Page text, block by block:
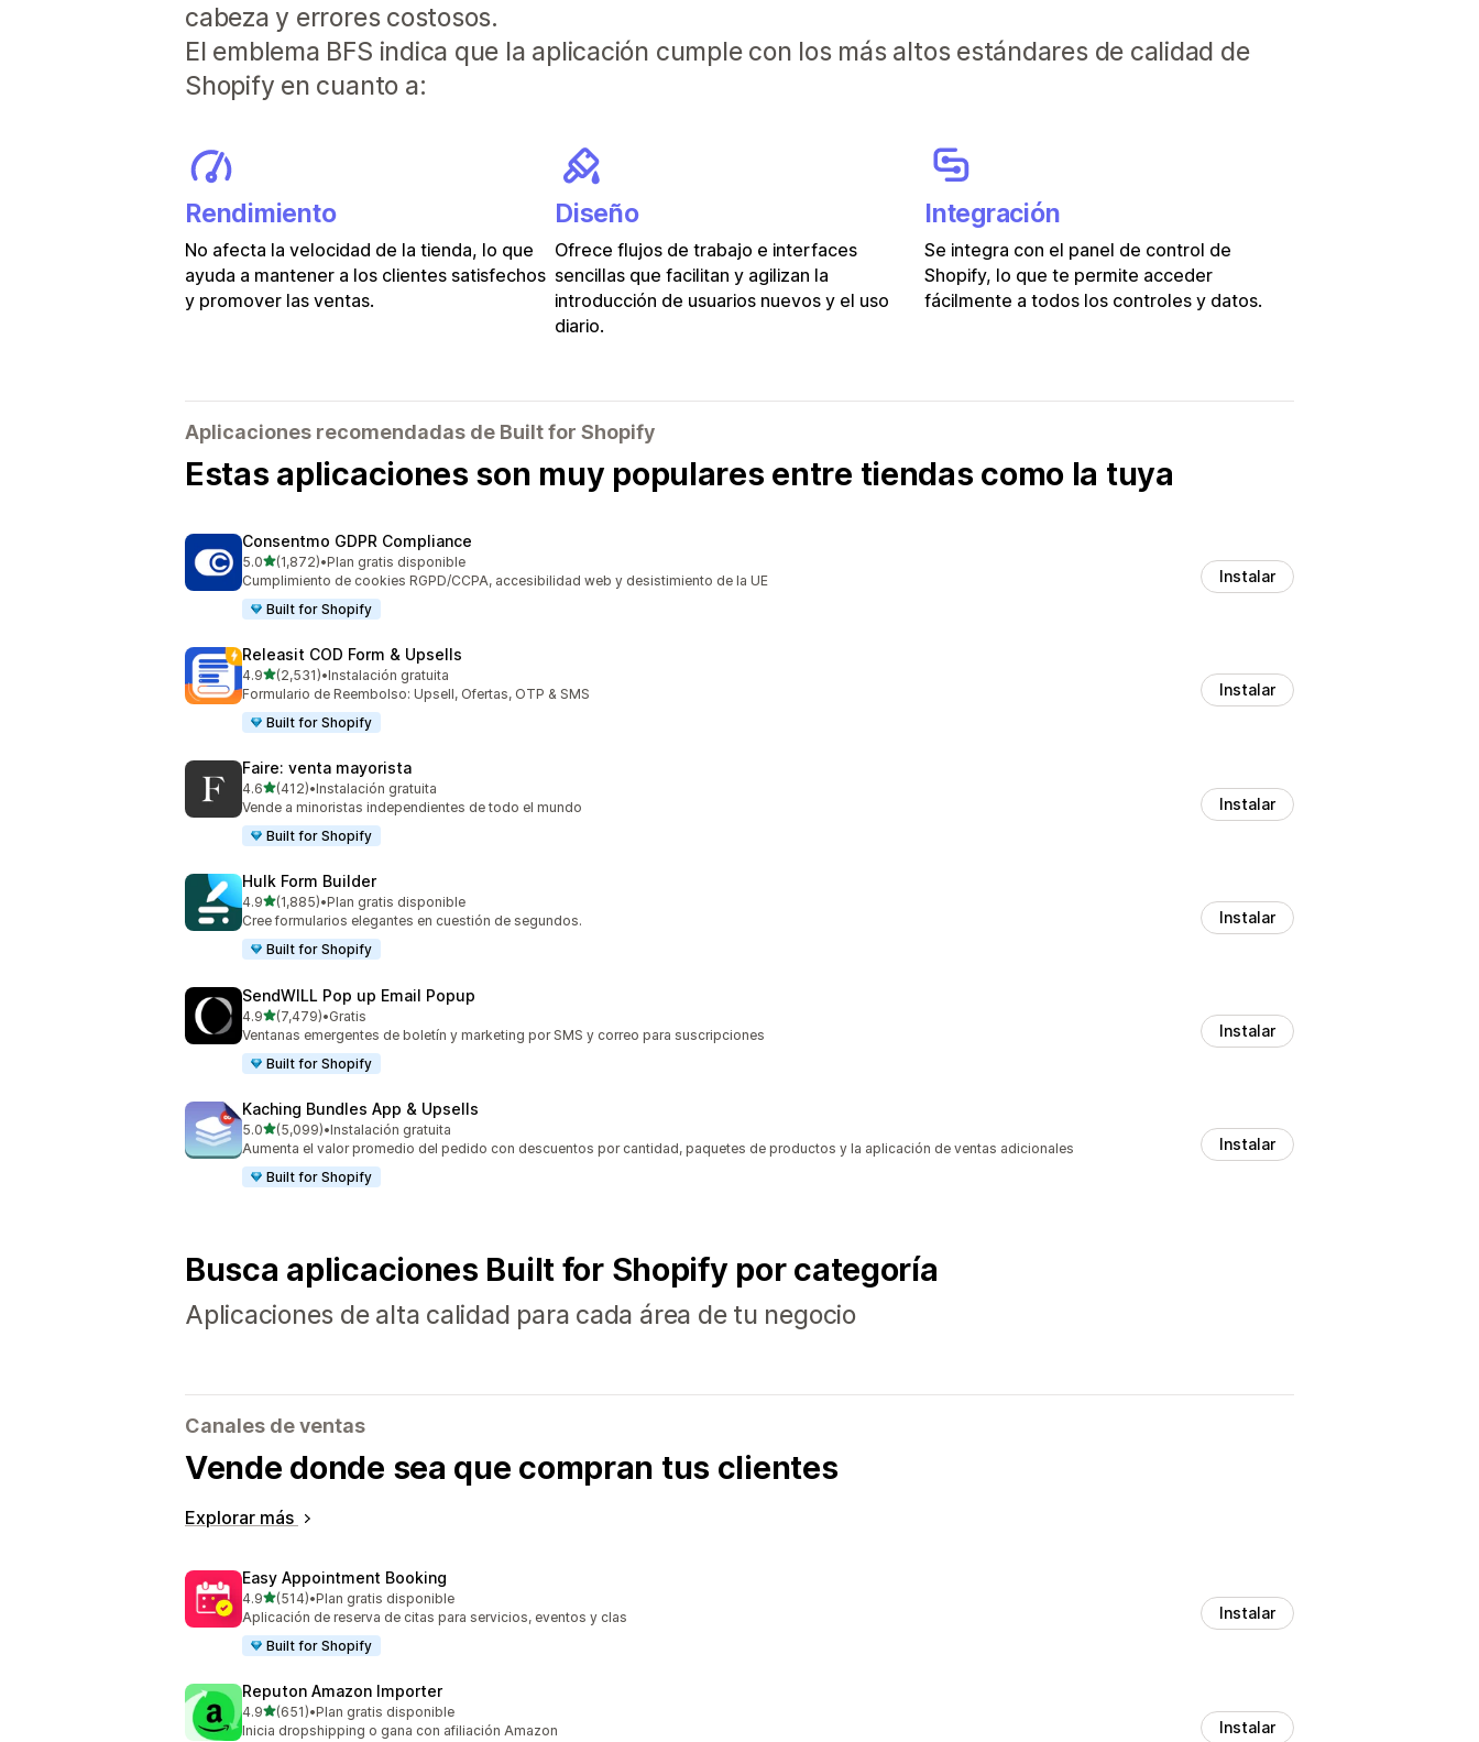
cabeza y errores costosos.
El emblema BFS indica que la aplicación cumple con los más altos estándares de calidad de
Shopify en cuanto a:
Rendimiento
No afecta la velocidad de la tienda, lo que
ayuda a mantener a los clientes satisfechos
y promover las ventas.
Diseño
Ofrece flujos de trabajo e interfaces
sencillas que facilitan y agilizan la
introducción de usuarios nuevos y el uso
diario.
Integración
Se integra con el panel de control de
Shopify, lo que te permite acceder
fácilmente a todos los controles y datos.
Aplicaciones recomendadas de Built for Shopify
Estas aplicaciones son muy populares entre tiendas como la tuya
Consentmo GDPR Compliance
5.0de 5 estrellas
(1,872)
1872 reseñas en total
•Plan gratis disponible
Cumplimiento de cookies RGPD/CCPA, accesibilidad web y desistimiento de la UE
Built for Shopify
Instalar
Releasit COD Form & Upsells
4.9de 5 estrellas
(2,531)
2531 reseñas en total
•Instalación gratuita
Formulario de Reembolso: Upsell, Ofertas, OTP & SMS
Built for Shopify
Instalar
Faire: venta mayorista
4.6de 5 estrellas
(412)
412 reseñas en total
•Instalación gratuita
Vende a minoristas independientes de todo el mundo
Built for Shopify
Instalar
Hulk Form Builder
4.9de 5 estrellas
(1,885)
1885 reseñas en total
•Plan gratis disponible
Cree formularios elegantes en cuestión de segundos.
Built for Shopify
Instalar
SendWILL Pop up Email Popup
4.9de 5 estrellas
(7,479)
7479 reseñas en total
•Gratis
Ventanas emergentes de boletín y marketing por SMS y correo para suscripciones
Built for Shopify
Instalar
Kaching Bundles App & Upsells
5.0de 5 estrellas
(5,099)
5099 reseñas en total
•Instalación gratuita
Aumenta el valor promedio del pedido con descuentos por cantidad, paquetes de productos y la aplicación de ventas adicionales
Built for Shopify
Instalar
Busca aplicaciones Built for Shopify por categoría
Aplicaciones de alta calidad para cada área de tu negocio
Canales de ventas
Vende donde sea que compran tus clientes
Explorar más
Easy Appointment Booking
4.9de 5 estrellas
(514)
514 reseñas en total
•Plan gratis disponible
Aplicación de reserva de citas para servicios, eventos y clas
Built for Shopify
Instalar
Reputon Amazon Importer
4.9de 5 estrellas
(651)
651 reseñas en total
•Plan gratis disponible
Inicia dropshipping o gana con afiliación Amazon
Instalar